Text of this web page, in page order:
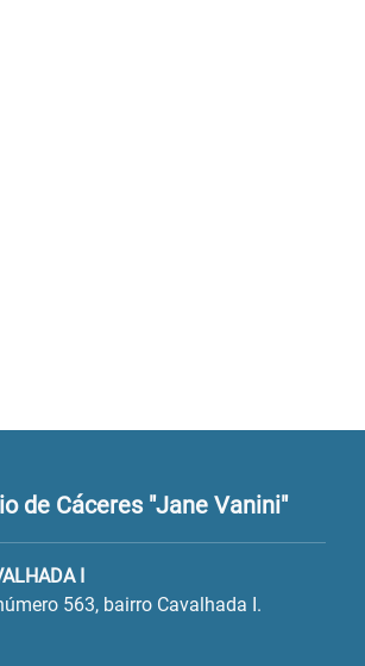
de Cáceres "Jane Vanini"
I
563, bairro Cavalhada I.